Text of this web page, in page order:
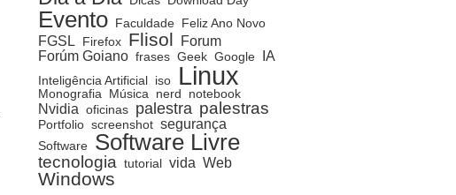
Evento Faculdade Feliz Ano Novo
FGSL Firefox Flisol Forum
Forúm Goiano frases Geek Google IA
Inteligência Artificial iso Linux
Monografia Música nerd notebook
Nvidia oficinas palestra palestras
Portfolio screenshot segurança
Software Software Livre
tecnologia tutorial vida Web
Windows